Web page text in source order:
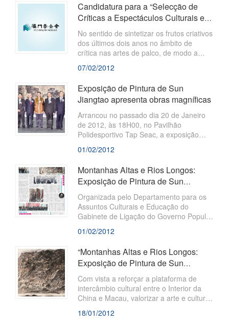
Universidade de Macau, o Instituto para
os Assuntos Cívicos e Municipais, entre
outras entidades locais, participaram,
pela primeira vez
Candidatura para a “Selecção de
Críticas a Espectáculos Culturais e
Artísticos de 2010 e 2011”
No sentido de sintetizar os frutos criativos
dos últimos dois anos no âmbito de
crítica nas artes de palco, de modo a
promover o desenvolvimento cultural e
artístico de Macau, a Fundação Macau e
pretendem lançar uma selecção de
críticas a espectáculos culturais e
artísticos de 2010 e 2011.
07/02/2012
Exposição de Pintura de Sun
Jiangtao apresenta obras magníficas
Arrancou no passado dia 20 de Janeiro
de 2012, às 18H00, no Pavilhão
Polidesportivo Tap Seac, a exposição
intitulada “Montanhas Altas e Rios
Longos: Exposição de Pintura de Sun
para os Assuntos Culturais e Educação
do Gabinete de Ligação do Governo
Popular Central na RAEM, juntamente
com a Fundação Macau
01/02/2012
Montanhas Altas e Rios Longos:
Exposição de Pintura de Sun
Jiangtao
Organizada pelo Departamento para os
Assuntos Culturais e Educação do
Gabinete de Ligação do Governo Popular
Central na RAEM, juntamente com a
Fundação Macau, a exposição intitulada
Exposição de Pintura de Sun Jiangtao”,
que reúne mais de duas dezenas de
pinturas de paisagens realizadas nos
últimos anos pelo célebre pintor Sun
Jiangtao,
01/02/2012
“Montanhas Altas e Rios Longos:
Exposição de Pintura de Sun
Jiangtao” apresenta pinturas de
paisagem...
​Com vista a reforçar a plataforma de
intercâmbio cultural entre o Interior da
China e Macau, valorizar a arte e cultura
chinesa e dinamizar o ambiente cultural
de Macau, assim como incentivar a
18/01/2012